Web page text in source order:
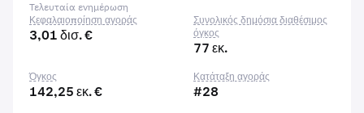
Τελευταία ενημέρωση
Κεφαλαιοποίηση αγοράς
3,01 δισ. €
Συνολικός δημόσια διαθέσιμος
όγκος
77 εκ.
Όγκος
142,25 εκ. €
Κατάταξη αγοράς
#28